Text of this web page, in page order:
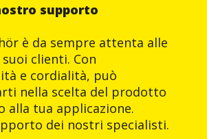
supporto
è da sempre attenta alle
clienti. Con
e cordialità, può
nella scelta del prodotto
alla tua applicazione.
dei nostri specialisti.